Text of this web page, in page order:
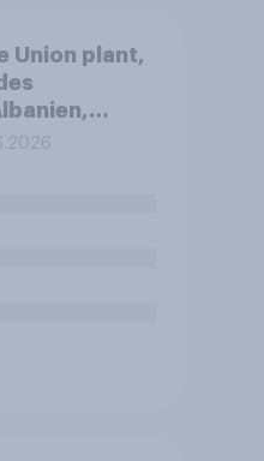
Union plant,
und
sie